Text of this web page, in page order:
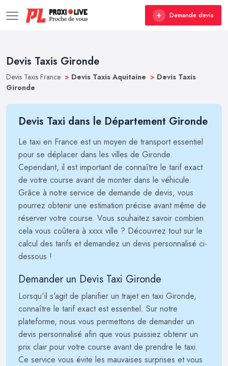
Demande devis
Devis Taxis Gironde
Devis Taxis France > Devis Taxis Aquitaine > Devis Taxis
Gironde
Devis Taxi dans le Département Gironde
Le taxi en France est un moyen de transport essentiel
pour se déplacer dans les villes de Gironde.
Cependant, il est important de connaître le tarif exact
de votre course avant de monter dans le véhicule.
Grâce à notre service de demande de devis, vous
pourrez obtenir une estimation précise avant même de
réserver votre course. Vous souhaitez savoir combien
cela vous coûtera à xxxx ville ? Découvrez tout sur le
calcul des tarifs et demandez un devis personnalisé ci-
dessous !
Demander un Devis Taxi Gironde
Lorsqu'il s'agit de planifier un trajet en taxi Gironde,
connaître le tarif exact est essentiel. Sur notre
plateforme, nous vous permettons de demander un
devis personnalisé afin que vous puissiez obtenir un
prix clair pour votre course avant de prendre le taxi.
Ce service vous évite les mauvaises surprises et vous